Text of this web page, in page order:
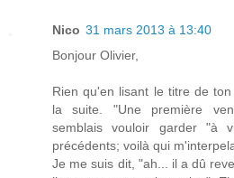
Nico 31 mars 2013 à 13:40
Bonjour Olivier,
Rien qu'en lisant le titre de
la suite. "Une première
semblais vouloir garder "à
précédents; voilà qui
Je me suis dit, "ah... il a dû